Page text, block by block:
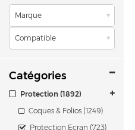
Marque
Compatible
Catégories
Protection (1892)
Coques & Folios (1249)
Protection Ecran (723)